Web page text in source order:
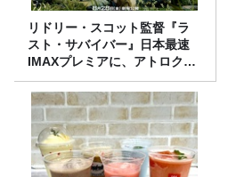
リドリー・スコット監督『ラ
スト・サバイバー』日本最速
IMAXプレミアに、アトロクリ
スナー60名をご招待！